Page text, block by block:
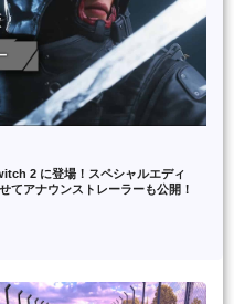
2 に登場！スペシャルエディ
てアナウンストレーラーも公開！